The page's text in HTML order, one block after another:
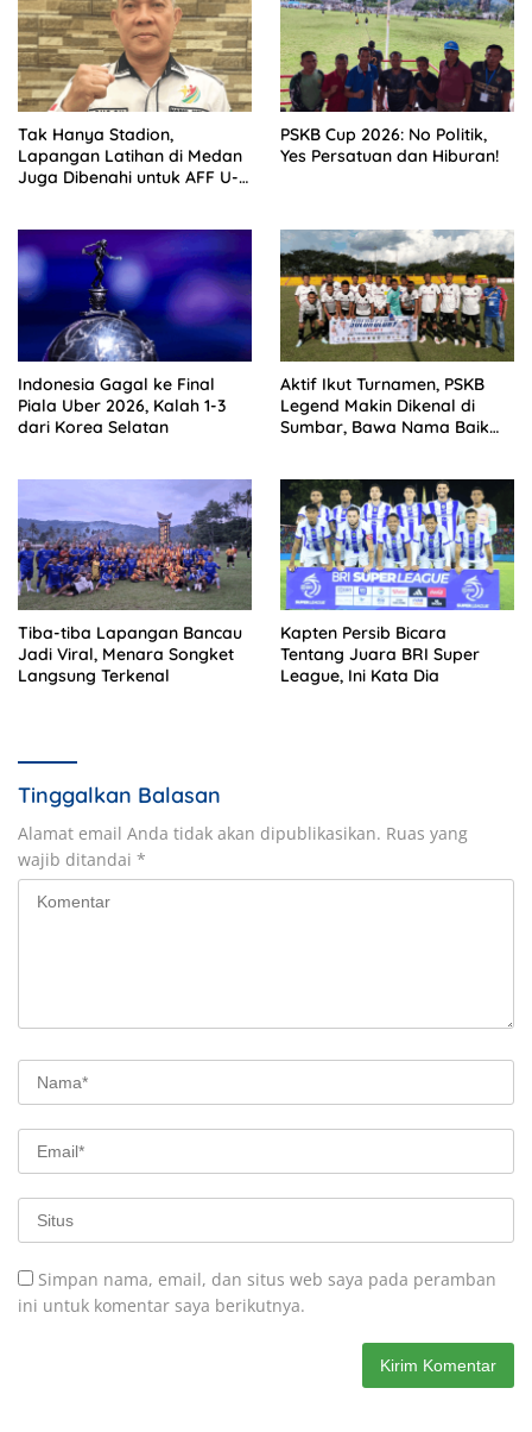
Tak Hanya Stadion,
Lapangan Latihan di Medan
Juga Dibenahi untuk AFF U-
PSKB Cup 2026: No Politik,
Yes Persatuan dan Hiburan!
Indonesia Gagal ke Final
Piala Uber 2026, Kalah 1-3
dari Korea Selatan
Aktif Ikut Turnamen, PSKB
Legend Makin Dikenal di
Sumbar, Bawa Nama Baik
Tiba-tiba Lapangan Bancau
Jadi Viral, Menara Songket
Langsung Terkenal
Kapten Persib Bicara
Tentang Juara BRI Super
League, Ini Kata Dia
Tinggalkan Balasan
Alamat email Anda tidak akan dipublikasikan. Ruas yang
wajib ditandai *
Simpan nama, email, dan situs web saya pada peramban
ini untuk komentar saya berikutnya.